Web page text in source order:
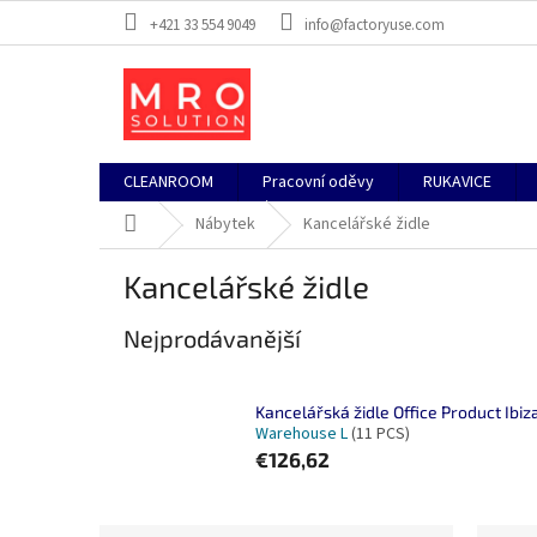
+421 33 554 9049 info@factoryuse.com
CLEANROOM Pracovní oděvy RUKAVICE
Domů Nábytek Kancelářské židle
Kancelářské židle
Nejprodávanější
Kancelářská židle Office Product
Warehouse L(11 PCS)
€126,62